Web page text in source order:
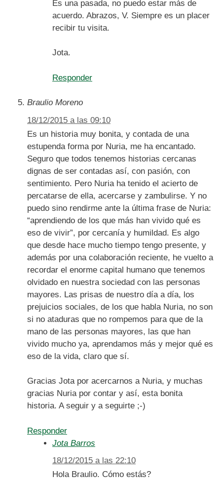
Es una pasada, no puedo estar más de
acuerdo. Abrazos, V. Siempre es un placer
recibir tu visita.
Jota.
Responder
Braulio Moreno
18/12/2015 a las 09:10
Es un historia muy bonita, y contada de una
estupenda forma por Nuria, me ha encantado.
Seguro que todos tenemos historias cercanas
dignas de ser contadas así, con pasión, con
sentimiento. Pero Nuria ha tenido el acierto de
percatarse de ella, acercarse y zambulirse. Y no
puedo sino rendirme ante la última frase de Nuria:
“aprendiendo de los que más han vivido qué es
eso de vivir”, por cercanía y humildad. Es algo
que desde hace mucho tiempo tengo presente, y
además por una colaboración reciente, he vuelto a
recordar el enorme capital humano que tenemos
olvidado en nuestra sociedad con las personas
mayores. Las prisas de nuestro día a día, los
prejuicios sociales, de los que habla Nuria, no son
si no ataduras que no rompemos para que de la
mano de las personas mayores, las que han
vivido mucho ya, aprendamos más y mejor qué es
eso de la vida, claro que sí.
Gracias Jota por acercarnos a Nuria, y muchas
gracias Nuria por contar y así, esta bonita
historia. A seguir y a seguirte ;-)
Responder
Jota Barros
18/12/2015 a las 22:10
Hola Braulio. Cómo estás?